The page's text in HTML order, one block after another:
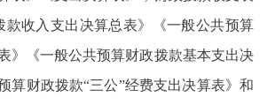
款收入支出决算总表》《一般公共预算
》《一般公共预算财政拨款基本支出决
算财政拨款“三公”经费支出决算表》和